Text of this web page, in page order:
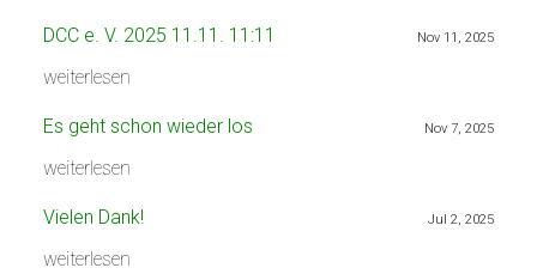
Nov 11, 2025
DCC e. V. 2025 11.11. 11:11
weiterlesen
Nov 7, 2025
Es geht schon wieder los
weiterlesen
Jul 2, 2025
Vielen Dank!
weiterlesen